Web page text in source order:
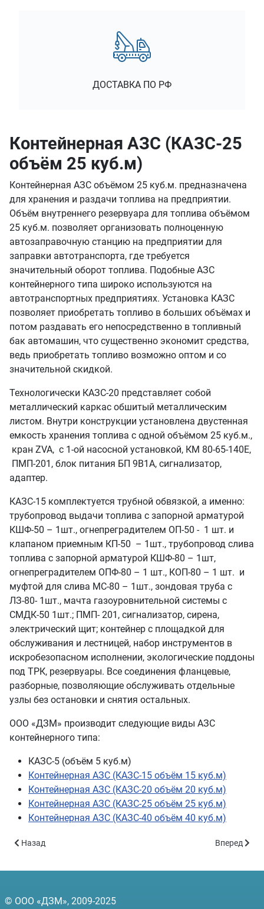
ДОСТАВКА ПО РФ
Контейнерная АЗС (КАЗС-25
объём 25 куб.м)
Контейнерная АЗС объёмом 25 куб.м. предназначена
для хранения и раздачи топлива на предприятии.
Объём внутреннего резервуара для топлива объёмом
25 куб.м. позволяет организовать полноценную
автозаправочную станцию на предприятии для
заправки автотранспорта, где требуется
значительный оборот топлива. Подобные АЗС
контейнерного типа широко используются на
автотранспортных предприятиях. Установка КАЗС
позволяет приобретать топливо в больших объёмах и
потом раздавать его непосредственно в топливный
бак автомашин, что существенно экономит средства,
ведь приобретать топливо возможно оптом и со
значительной скидкой.
Технологически КАЗС-20 представляет собой
металлический каркас обшитый металлическим
листом. Внутри конструкции установлена двустенная
емкость хранения топлива с одной объёмом 25 куб.м.,
кран ZVA, с 1-ой насосной установкой, КМ 80-65-140Е,
ПМП-201, блок питания БП 9В1А, сигнализатор,
адаптер.
КАЗС-15 комплектуется трубной обвязкой, а именно:
трубопровод выдачи топлива с запорной арматурой
КШФ-50 – 1шт., огнепреградителем ОП-50 - 1 шт. и
клапаном приемным КП-50 – 1шт., трубопровод слива
топлива с запорной арматурой КШФ-80 – 1шт,
огнепреградителем ОПФ-80 – 1 шт., КОП-80 – 1 шт. и
муфтой для слива МС-80 – 1шт., зондовая труба с
ЛЗ-80- 1шт., мачта газоуровнительной системы с
СМДК-50 1шт.; ПМП- 201, сигнализатор, сирена,
электрический щит; контейнер с площадкой для
обслуживания и лестницей, набор инструментов в
искробезопасном исполнении, экологические поддоны
под ТРК, резервуары. Все соединения фланцевые,
разборные, позволяющие обслуживать отдельные
узлы без остановки и снятия остальных.
ООО «ДЗМ» производит следующие виды АЗС
контейнерного типа:
КАЗС-5 (объём 5 куб.м)
Контейнерная АЗС (КАЗС-15 объём 15 куб.м)
Контейнерная АЗС (КАЗС-20 объём 20 куб.м)
Контейнерная АЗС (КАЗС-25 объём 25 куб.м)
Контейнерная АЗС (КАЗС-40 объём 40 куб.м)
Предыдущий: Контейнерная АЗС (КАЗС-40 объём 40 куб.м)
Назад Следующий:
Вперед
© ООО «ДЗМ», 2009-2025